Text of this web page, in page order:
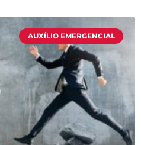
AUXÍLIO EMERGENCIAL